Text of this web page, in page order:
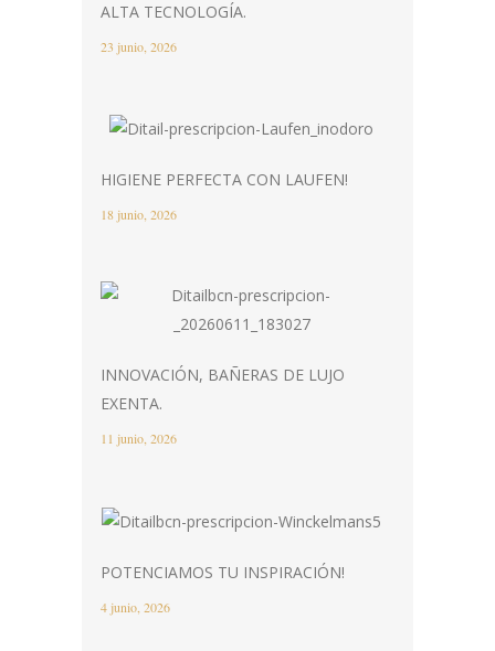
ALTA TECNOLOGÍA.
23 junio, 2026
HIGIENE PERFECTA CON LAUFEN!
18 junio, 2026
INNOVACIÓN, BAÑERAS DE LUJO
EXENTA.
11 junio, 2026
POTENCIAMOS TU INSPIRACIÓN!
4 junio, 2026